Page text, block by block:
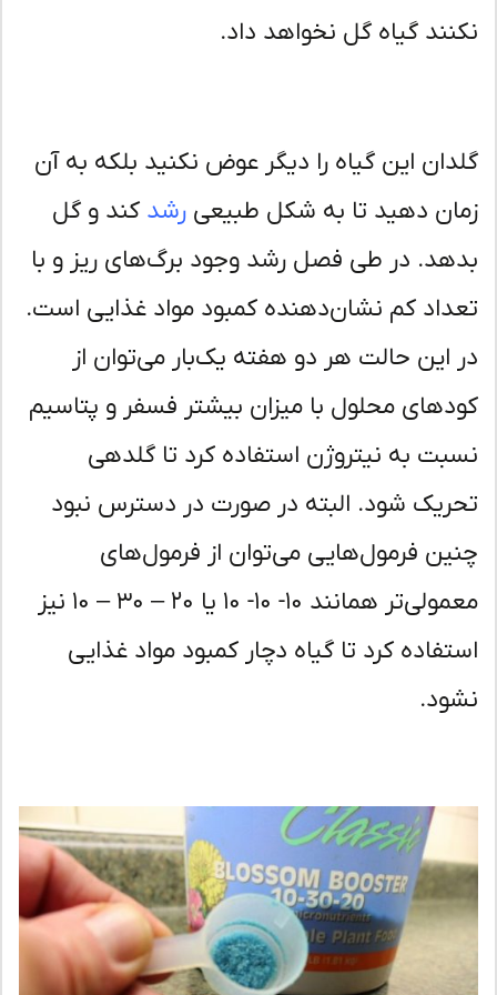
گیاه گل نخواهد داد.
این گیاه را دیگر عوض نکنید بلکه به آن
دهید تا به شکل طبیعیرشدکند و گل
در طی فصل رشد وجود برگ‌های ریز و با
کم نشان‌دهنده کمبود مواد غذایی است.
این حالت هر دو هفته یک‌بار می‌توان از
محلول با میزان بیشتر فسفر و پتاسیم
به نیتروژن استفاده کرد تا گلدهی
شود. البته در صورت در دسترس نبود
فرمول‌هایی می‌توان از فرمول‌های
معمولی‌تر همانند ۱۰- ۱۰- ۱۰ یا ۲۰ – ۳۰ – ۱۰ نیز
کرد تا گیاه دچار کمبود مواد غذایی